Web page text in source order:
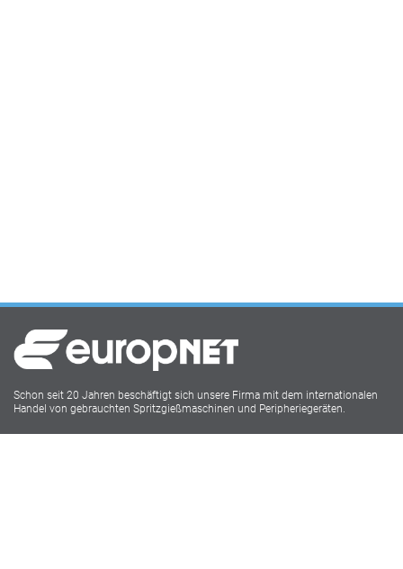
Schon seit 20 Jahren beschäftigt sich unsere Firma mit dem internationalen
Handel von gebrauchten Spritzgießmaschinen und Peripheriegeräten.